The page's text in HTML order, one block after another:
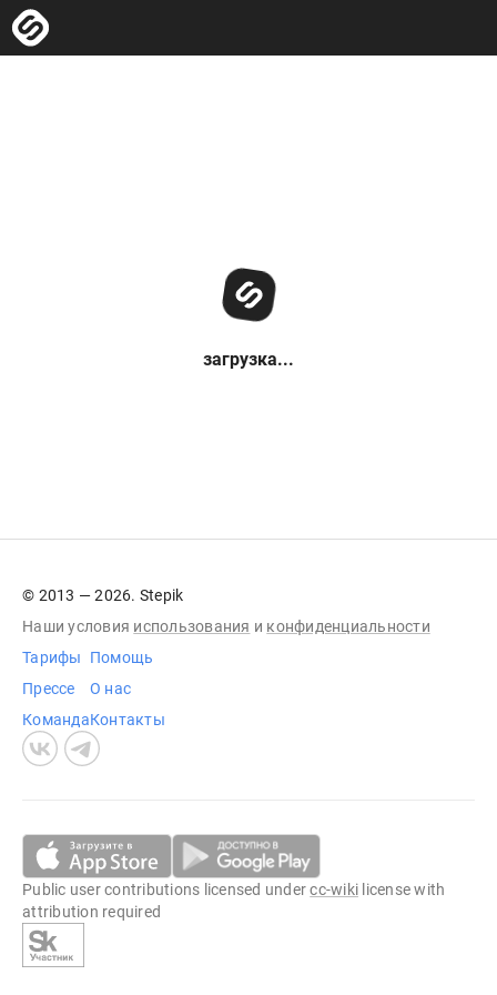
загрузка...
© 2013 — 2026. Stepik
Наши условия использования и конфиденциальности
Тарифы
Прессе
Команда
Помощь
О нас
Контакты
Public user contributions licensed undercc-wiki license with
attribution required